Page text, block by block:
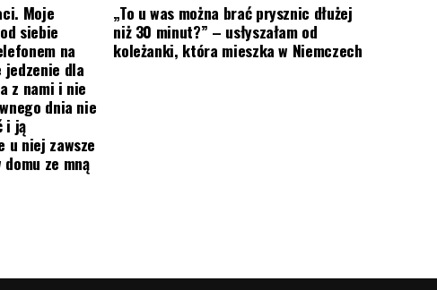
Moje
siebie
na
jedzenie dla
z nami i nie
dnia nie
i ją
u niej zawsze
ze mną
„To u was można brać prysznic dłużej
niż 30 minut?” – usłyszałam od
koleżanki, która mieszka w Niemczech